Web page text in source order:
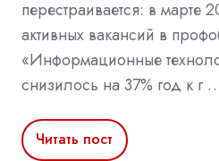
перестраивается: в марте
активных вакансий в
«Информационные
снизилось на 37% год к г
Читать пост